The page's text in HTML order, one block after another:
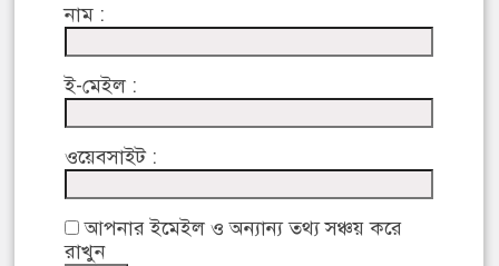
নাম :
ই-মেইল :
ওয়েবসাইট :
আপনার ইমেইল ও অন্যান্য তথ্য সঞ্চয় করে
রাখুন